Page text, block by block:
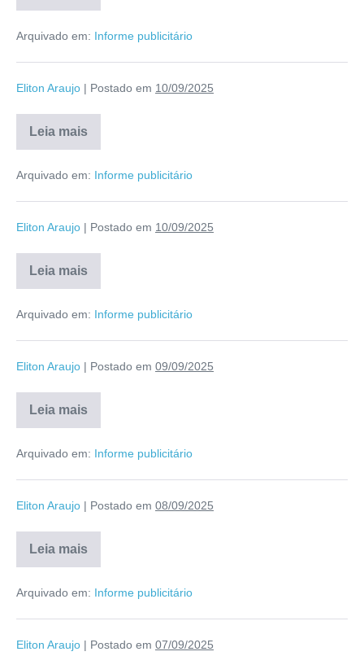
Arquivado em: Informe publicitário
Eliton Araujo | Postado em 10/09/2025
Leia mais
Arquivado em: Informe publicitário
Eliton Araujo | Postado em 10/09/2025
Leia mais
Arquivado em: Informe publicitário
Eliton Araujo | Postado em 09/09/2025
Leia mais
Arquivado em: Informe publicitário
Eliton Araujo | Postado em 08/09/2025
Leia mais
Arquivado em: Informe publicitário
Eliton Araujo | Postado em 07/09/2025